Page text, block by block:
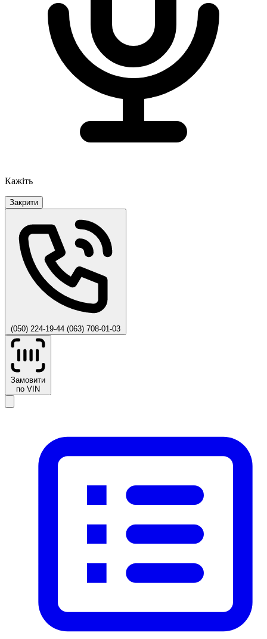
Кажіть
Закрити
(050) 224-19-44 (063) 708-01-03
Замовити
по VIN